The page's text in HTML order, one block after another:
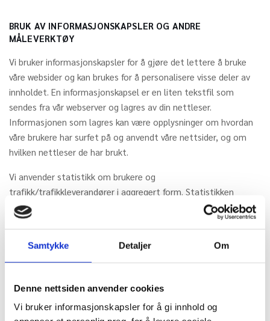
Samtykke Detaljer Om
Denne nettsiden anvender cookies
Vi bruker informasjonskapsler for å gi innhold og
BRUK AV INFORMASJONSKAPSLER OG ANDRE
MÅLEVERKTØY
Vi bruker informasjonskapsler for å gjøre det lettere å bruke
våre websider og kan brukes for å personalisere visse deler av
innholdet. En informasjonskapsel er en liten tekstfil som
sendes fra vår webserver og lagres av din nettleser.
Informasjonen som lagres kan være opplysninger om hvordan
våre brukere har surfet på og anvendt våre nettsider, og om
hvilken nettleser de har brukt.
Vi anvender statistikk om brukere og
trafikk/trafikkleverandører i aggregert form. Statistikken
inneholder aldri noen form for personlig informasjon, alt er
anonymt. IP-adresser lagres ikke i vår database der vi lagrer
bruker aldri kobles sammen med din identitet. Din IP-adresse
lagres av sikkerhetsmessige årsaker bare i de tilfeller du selv
FORMÅL